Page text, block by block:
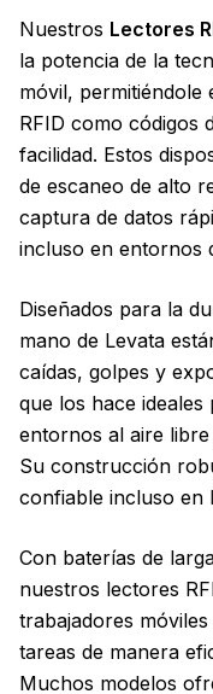
Nuestros Lectores
la potencia de la
móvil, permitiéndole
RFID como códigos
facilidad. Estos
de escaneo de alto
captura de datos
incluso en entornos
Diseñados para la
mano de Levata
caídas, golpes y
que los hace
entornos al aire
Su construcción
confiable incluso en
Con baterías de
nuestros lectores
trabajadores
tareas de manera
Muchos modelos